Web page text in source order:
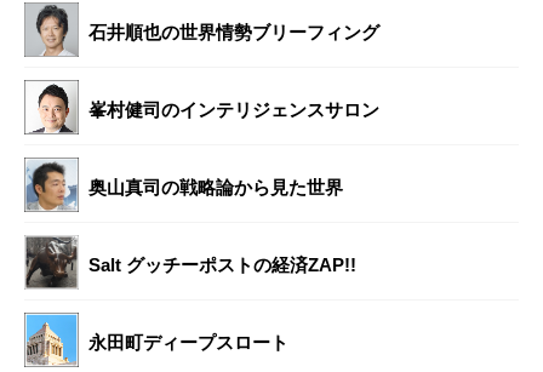
石井順也の世界情勢ブリーフィング
峯村健司のインテリジェンスサロン
奥山真司の戦略論から見た世界
Salt グッチーポストの経済ZAP!!
永田町ディープスロート